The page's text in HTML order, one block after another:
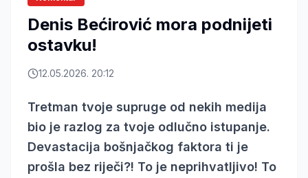
Denis Bećirović mora podnijeti
ostavku!
12.05.2026. 20:12
Tretman tvoje supruge od nekih medija
bio je razlog za tvoje odlučno istupanje.
Devastacija bošnjačkog faktora ti je
prošla bez riječi?! To je neprihvatljivo! To